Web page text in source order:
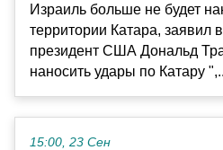
Израиль больше не будет
территории Катара, заявил
президент США Дональд
наносить удары по Катару
15:00, 23 Сен